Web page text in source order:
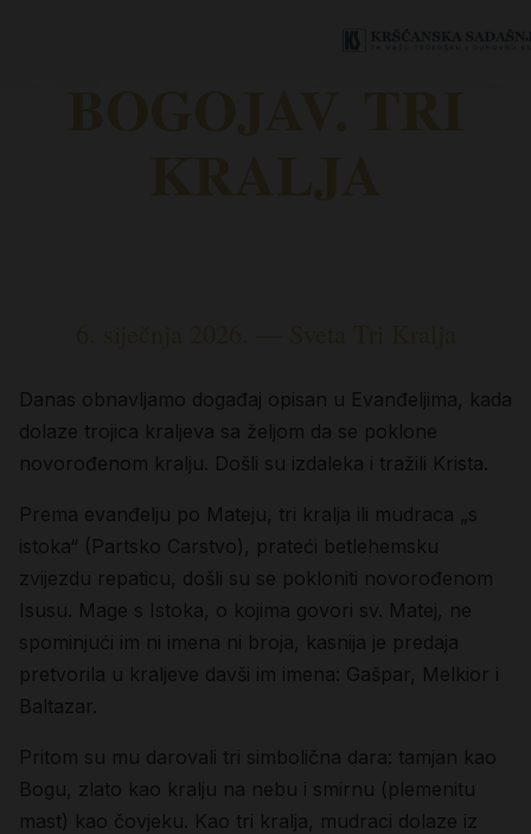
Danas obnavljamo događaj opisan u Evanđeljima, kada
dolaze trojica kraljeva sa željom da se poklone
novorođenom kralju. Došli su izdaleka i tražili Krista.
Prema evanđelju po Mateju, tri kralja ili mudraca „s
istoka“ (Partsko Carstvo), prateći betlehemsku
zvijezdu repaticu, došli su se pokloniti novorođenom
Isusu. Mage s Istoka, o kojima govori sv. Matej, ne
spominjući im ni imena ni broja, kasnija je predaja
pretvorila u kraljeve davši im imena: Gašpar, Melkior i
Baltazar.
Pritom su mu darovali tri simbolična dara: tamjan kao
Bogu, zlato kao kralju na nebu i smirnu (plemenitu
mast) kao čovjeku. Kao tri kralja, mudraci dolaze iz